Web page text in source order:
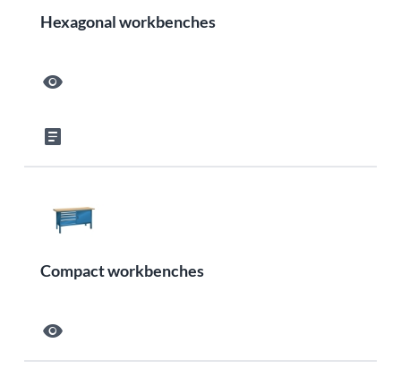
Hexagonal workbenches
visibility
article
Compact workbenches
visibility